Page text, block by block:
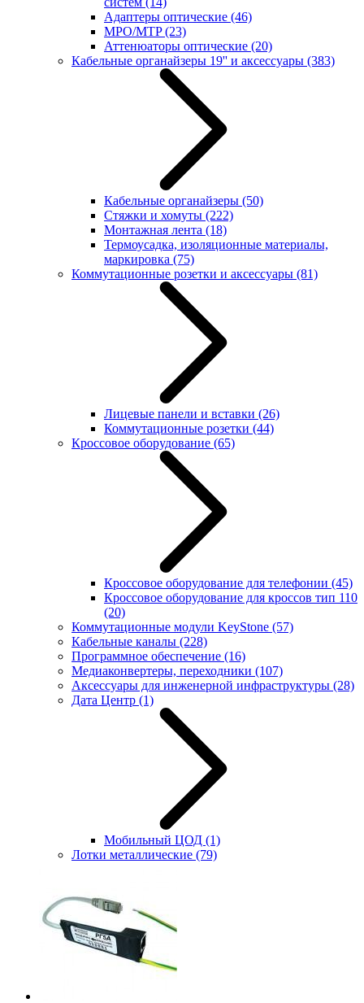
Адаптеры оптические (46)
MPO/MTP(23)
Аттенюаторы оптические (20)
Кабельные органайзеры 19'' и аксессуары (383)
Кабельные органайзеры (50)
Стяжки и хомуты (222)
Монтажная лента (18)
Термоусадка, изоляционные материалы,
маркировка (75)
Коммутационные розетки и аксессуары (81)
Лицевые панели и вставки (26)
Коммутационные розетки (44)
Кроссовое оборудование (65)
Кроссовое оборудование для телефонии (45)
Кроссовое оборудование для кроссов тип 110
(20)
Коммутационные модули KeyStone (57)
Кабельные каналы (228)
Программное обеспечение (16)
Медиаконвертеры, переходники (107)
Аксессуары для инженерной инфраструктуры (28)
Дата Центр (1)
Мобильный ЦОД (1)
Лотки металлические (79)